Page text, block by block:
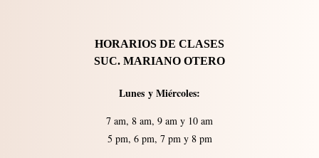
HORARIOS DE CLASES
SUC. MARIANO OTERO
Lunes yMiércoles:
7 am, 8 am, 9 am y 10 am
5 pm, 6 pm, 7 pm y 8 pm